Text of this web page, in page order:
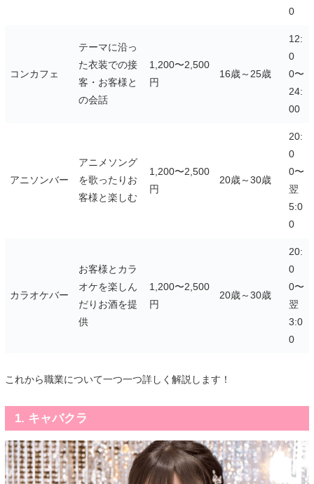
0
コンカフェ
テーマに沿っ
た衣装での接
客・お客様と
の会話
1,200〜2,500
円
16歳～25歳
12:
0
0〜
24:
00
アニソンバー
アニメソング
を歌ったりお
客様と楽しむ
1,200〜2,500
円
20歳～30歳
20:
0
0〜
翌
5:0
0
カラオケバー
お客様とカラ
オケを楽しん
だりお酒を提
供
1,200〜2,500
円
20歳～30歳
20:
0
0〜
翌
3:0
0
これから職業について一つ一つ詳しく解説します！
1. キャバクラ